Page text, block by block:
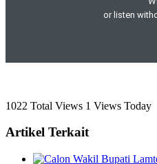
1022 Total Views 1 Views Today
Artikel Terkait